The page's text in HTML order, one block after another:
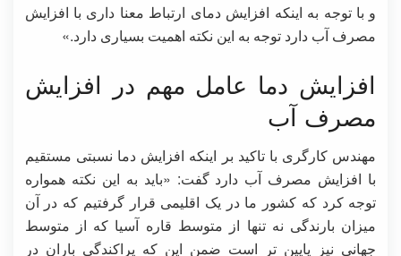
و با توجه به اینکه افزایش دمای ارتباط معنا داری با افزایش
مصرف آب دارد توجه به این نکته اهمیت بسیاری دارد.»
افزایش دما عامل مهم در افزایش
مصرف آب
مهندس کارگری با تاکید بر اینکه افزایش دما نسبتی مستقیم
با افزایش مصرف آب دارد گفت: «باید به این نکته همواره
توجه کرد که کشور ما در یک اقلیمی قرار گرفتیم که در آن
میزان بارندگی نه تنها از متوسط قاره آسیا که از متوسط
جهانی نیز پایین تر است ضمن این که پراکندگی باران در